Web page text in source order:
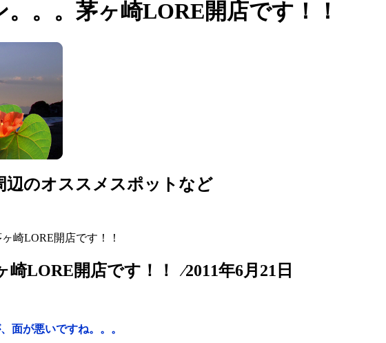
。。茅ヶ崎LORE開店です！！
辺のオススメスポットなど
崎LORE開店です！！
LORE開店です！！ ⁄2011年6月21日
面が悪いですね。。。